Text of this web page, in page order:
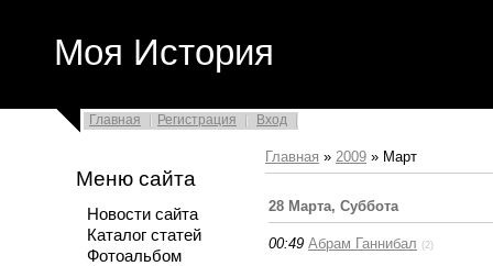
Моя История
Главная Регистрация Вход
Меню сайта
Новости сайта
Каталог статей
Фотоальбом
Главная » 2009 » Март
28 Марта, Суббота
00:49 Абрам Ганнибал (2)